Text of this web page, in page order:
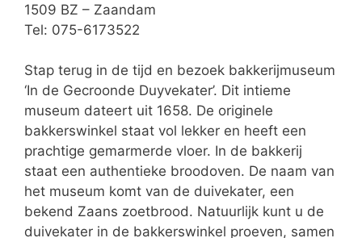
1509 BZ – Zaandam
Tel: 075-6173522
Stap terug in de tijd en bezoek bakkerijmuseum
‘In de Gecroonde Duyvekater’. Dit intieme
museum dateert uit 1658. De originele
bakkerswinkel staat vol lekker en heeft een
prachtige gemarmerde vloer. In de bakkerij
staat een authentieke broodoven. De naam van
het museum komt van de duivekater, een
bekend Zaans zoetbrood. Natuurlijk kunt u de
duivekater in de bakkerswinkel proeven, samen